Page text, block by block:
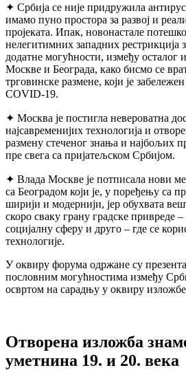
✦ Србија се није придружила
имамо пуно простора за развој и
пројеката. Ипак, новонастале
нелегитимних западних рестрикција
додатне могућности, између осталог
Москве и Београда, како бисмо се
трговинске размене, који је
COVID-19.
✦ Москва је постигла невероватна
најсавременијих технологија и
размену стеченог знања и најбољих
пре свега са пријатељском Србијом.
✦ Влада Москве је потписала нови
са Београдом који је, у поређењу са
ширији и модернији, јер обухвата
скоро сваку грану градске привреде –
социјалну сферу и друго – где се
технологије.
У оквиру форума одржане су
пословним могућностима између
освртом на сарадњу у оквиру
Отворена изложба
уметнина 19. и 20. века